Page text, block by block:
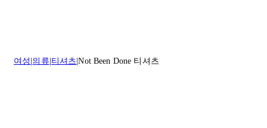
여성 의류 티셔츠 Not Been Done 티셔츠